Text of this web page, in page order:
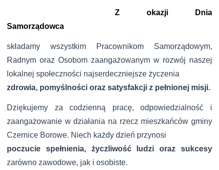
Z okazji
Dnia
Samorządowca
składamy wszystkim Pracownikom Samorządowym,
Radnym oraz Osobom zaangażowanym w rozwój naszej
lokalnej społeczności najserdeczniejsze życzenia
zdrowia, pomyślności oraz satysfakcji z pełnionej misji.
Dziękujemy za codzienną pracę, odpowiedzialność i
zaangażowanie w działania na rzecz mieszkańców gminy
Czernice Borowe. Niech każdy dzień przynosi
poczucie spełnienia, życzliwość ludzi oraz sukcesy
zarówno zawodowe, jak i osobiste.